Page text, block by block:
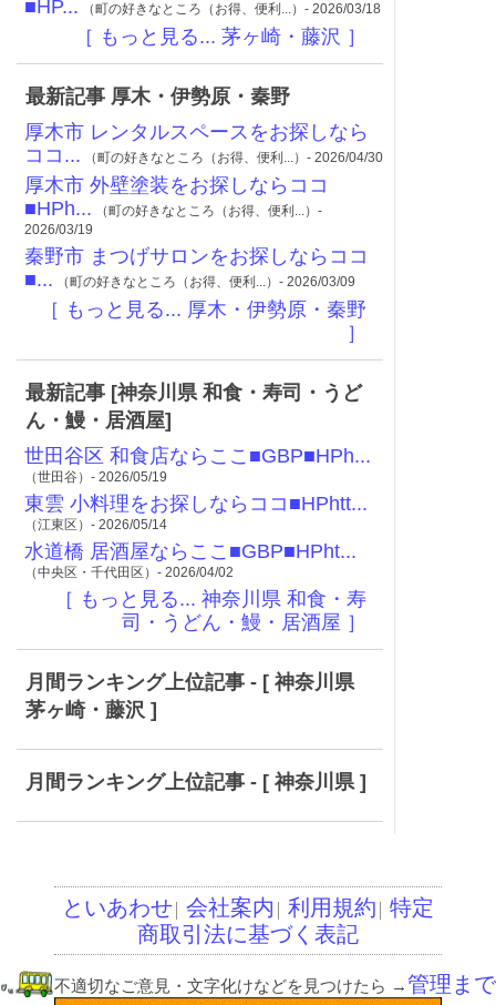
■HP... （町の好きなところ（お得、便利...）- 2026/03/18
［ もっと見る... 茅ヶ崎・藤沢 ］
最新記事 厚木・伊勢原・秦野
厚木市 レンタルスペースをお探しなら
ココ... （町の好きなところ（お得、便利...）- 2026/04/30
厚木市 外壁塗装をお探しならココ
■HPh... （町の好きなところ（お得、便利...）-
2026/03/19
秦野市 まつげサロンをお探しならココ
■... （町の好きなところ（お得、便利...）- 2026/03/09
［ もっと見る... 厚木・伊勢原・秦野
］
最新記事 [神奈川県 和食・寿司・うど
ん・鰻・居酒屋]
世田谷区 和食店ならここ■GBP■HPh...
（世田谷）- 2026/05/19
東雲 小料理をお探しならココ■HPhtt...
（江東区）- 2026/05/14
水道橋 居酒屋ならここ■GBP■HPht...
（中央区・千代田区）- 2026/04/02
［ もっと見る... 神奈川県 和食・寿
司・うどん・鰻・居酒屋 ］
月間ランキング上位記事 - [ 神奈川県
茅ヶ崎・藤沢 ]
月間ランキング上位記事 - [ 神奈川県 ]
といあわせ 会社案内 利用規約 特定
商取引法に基づく表記
不適切なご意見・文字化けなどを見つけたら →管理まで